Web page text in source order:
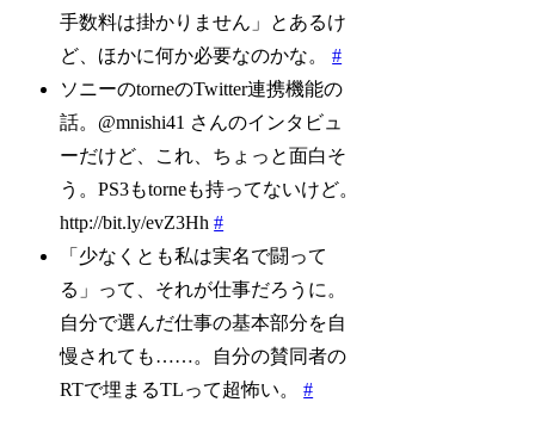
手数料は掛かりません」とあるけ
ど、ほかに何か必要なのかな。#
ソニーのtorneのTwitter連携機能の
話。@mnishi41 さんのインタビュ
ーだけど、これ、ちょっと面白そ
う。PS3もtorneも持ってないけど。
http://bit.ly/evZ3Hh#
「少なくとも私は実名で闘って
る」って、それが仕事だろうに。
自分で選んだ仕事の基本部分を自
慢されても……。自分の賛同者の
RTで埋まるTLって超怖い。#